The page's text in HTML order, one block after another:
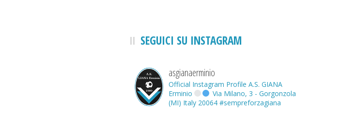
SEGUICI SU INSTAGRAM
asgianaerminio
Official Instagram Profile A.S. GIANA
Erminio
Via Milano, 3 - Gorgonzola
(MI) Italy 20064 #sempreforzagiana